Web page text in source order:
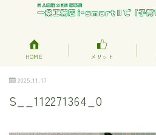
HOME メリット
2025.11.17
S__112271364_0